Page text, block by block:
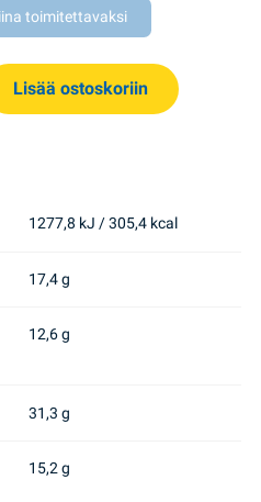
toimitettavaksi
quantity
Lisää ostoskoriin
1277,8 kJ / 305,4 kcal
17,4 g
12,6 g
31,3 g
15,2 g